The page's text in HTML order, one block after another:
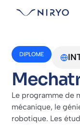
DIPLOME
Le programme de
mécanique, le
robotique. Les